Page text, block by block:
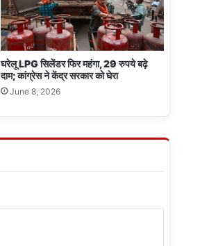
घरेलू LPG सिलेंडर फिर महंगा, 29 रुपये बढ़े
दाम; कांग्रेस ने केंद्र सरकार को घेरा
June 8, 2026